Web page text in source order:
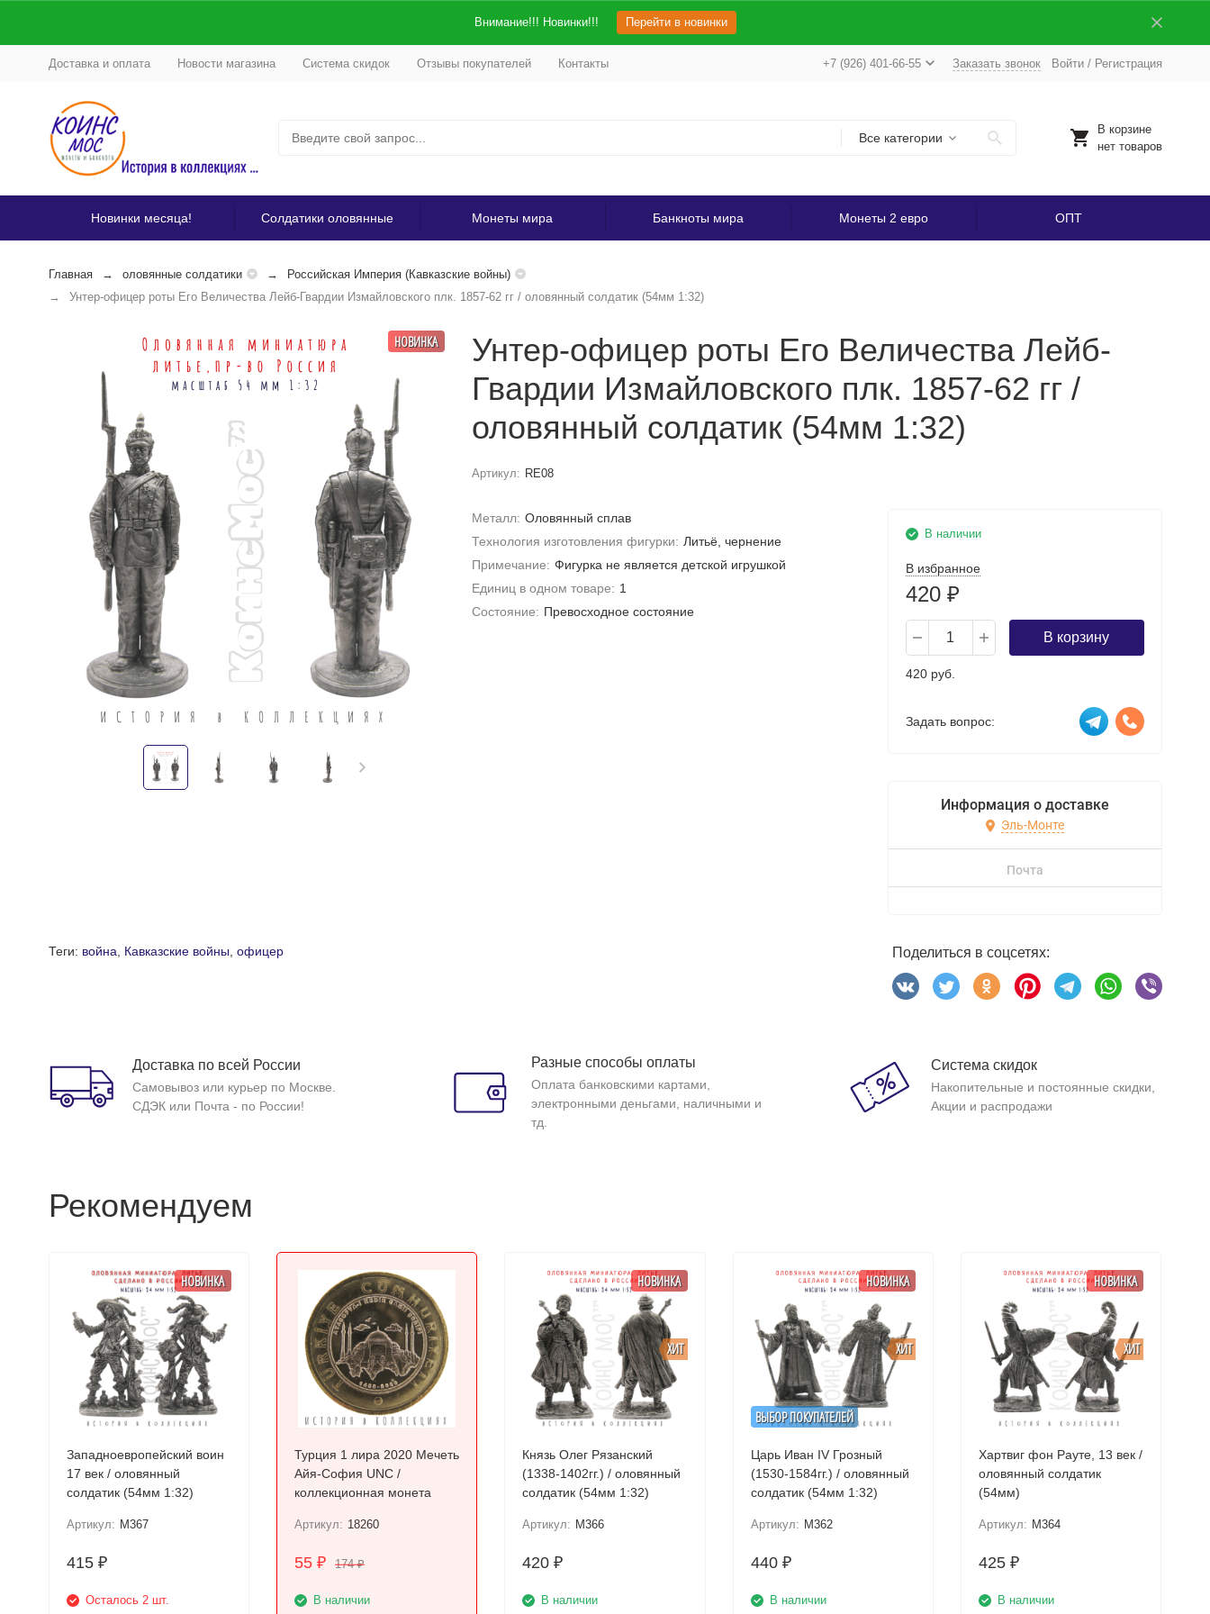
Внимание!!! Новинки!!! Перейти в новинки
Доставка и оплата Новости магазина Система скидок Отзывы покупателей Контакты +7 (926) 401-66-55 Заказать звонок Войти/ Регистрация
Все категории
В корзине
нет товаров
Новинки месяца! Солдатики оловянные Монеты мира Банкноты мира Монеты 2 евро ОПТ
Главная оловянные солдатики
Российская Империя (Кавказские войны)
Унтер-офицер роты Его Величества Лейб-Гвардии Измайловского плк. 1857-62 гг / оловянный солдатик (54мм 1:32)
НОВИНКА
Унтер-офицер роты Его Величества Лейб-
Гвардии Измайловского плк. 1857-62 гг /
оловянный солдатик (54мм 1:32)
Артикул: RE08
Металл: Оловянный сплав
Технология изготовления фигурки: Литьё, чернение
Примечание: Фигурка не является детской игрушкой
Единиц в одном товаре: 1
Состояние: Превосходное состояние
В наличии
В избранное
420 ₽
В корзину
420 руб.
Задать вопрос:
Информация о доставке
Эль-Монте
Почта
Теги: война Кавказские войны офицер Поделиться в соцсетях:
Доставка по всей России
Самовывоз или курьер по Москве.
СДЭК или Почта - по России!
Разные способы оплаты
Оплата банковскими картами,
электронными деньгами, наличными и
тд.
Система скидок
Накопительные и постоянные скидки,
Акции и распродажи
Рекомендуем
НОВИНКА
Западноевропейский воин
17 век / оловянный
солдатик (54мм 1:32)
Артикул: M367
415 ₽
Осталось 2 шт.
Турция 1 лира 2020 Мечеть
Айя-София UNC /
коллекционная монета
Артикул: 18260
55 ₽ 174₽
В наличии
ХИТ
НОВИНКА
Князь Олег Рязанский
(1338-1402гг.) / оловянный
солдатик (54мм 1:32)
Артикул: M366
420₽
В наличии
ВЫБОР ПОКУПАТЕЛЕЙ
ХИТ
НОВИНКА
Царь Иван IV Грозный
(1530-1584гг.) / оловянный
солдатик (54мм 1:32)
Артикул: M362
440 ₽
В наличии
ХИТ
НОВИНКА
Хартвиг фон Рауте, 13 век /
оловянный солдатик
(54мм)
Артикул: M364
425₽
В наличии